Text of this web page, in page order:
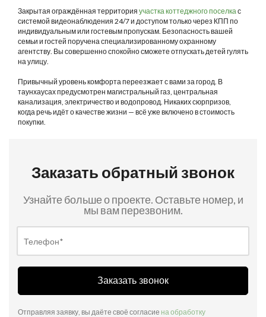
Закрытая ограждённая территория участка коттеджного поселкас
системой видеонаблюдения 24/7 и доступом только через КПП по
индивидуальным или гостевым пропускам. Безопасность вашей
семьи и гостей поручена специализированному охранному
агентству. Вы совершенно спокойно сможете отпускать детей гулять
на улицу.
Привычный уровень комфорта переезжает с вами за город. В
таунхаусах предусмотрен магистральный газ, центральная
канализация, электричество и водопровод. Никаких сюрпризов,
когда речь идёт о качестве жизни — всё уже включено в стоимость
покупки.
Заказать обратный звонок
Узнайте больше о проекте. Оставьте номер, и
мы вам перезвоним.
Заказать звонок
Отправляя заявку, вы даёте своё согласие на обработку